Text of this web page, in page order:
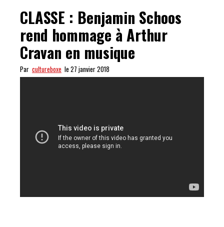
CLASSE : Benjamin Schoos
rend hommage à Arthur
Cravan en musique
Par cultureboxe le 27 janvier 2018